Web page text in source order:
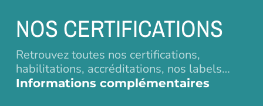
NOS CERTIFICATIONS
Retrouvez toutes nos certifications,
habilitations, accréditations, nos labels…
Informations complémentaires